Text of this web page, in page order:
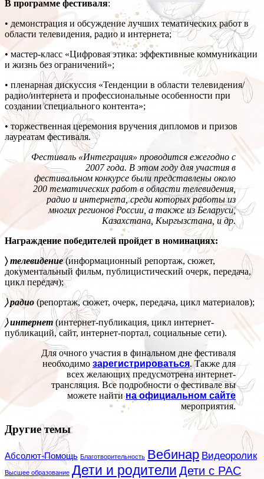
В программе фестиваля:
• демонстрация и обсуждение лучших тематических работ в
области телевидения, радио и интернета;
• мастер-класс «Цифровая этика: эффективные коммуникации
и жизнь без ограничений»;
• пленарная дискуссия «Тенденции в области телевидения/
радио/интернета и профессиональные особенности при
создании специального контента»;
• торжественная церемония вручения дипломов и призов
лауреатам фестиваля.
Фестиваль «Интеграция» проводится ежегодно с
2007 года. В этом году для участия в
фестивальном конкурсе были представлены около
200 тематических работ в области телевидения,
радио и интернета, среди которых работы из
многих регионов России, а также из Беларуси,
Казахстана, Кыргызстана, и др.
Награждение победителей пройдет в номинациях:
〉телевидение(информационный репортаж, сюжет,
документальный фильм, публицистический очерк, передача,
цикл передач);
〉 радио (репортаж, сюжет, очерк, передача, цикл материалов);
〉 интернет(интернет-публикация, цикл интернет-
публикаций, сайт, интернет-портал, социальные сети).
Для очного участия в финальном дне фестиваля
необходимо зарегистрироваться. Также для
всех желающих предусмотрена интернет-
трансляция. Все подробности о фестивале вы
можете найтина официальном сайте
мероприятия.
Другие темы
Абсолют-Помощь Благотворительность Вебинар Видеоролик
Высшее образование Дети и родители Дети с РАС